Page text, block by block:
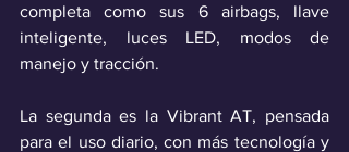
completa como sus 6 airbags, llave
inteligente, luces LED, modos de
manejo y tracción.
La segunda es la Vibrant AT, pensada
para el uso diario, con más tecnología y